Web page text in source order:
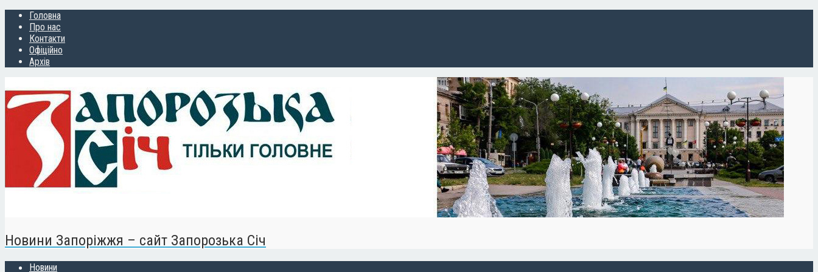
Головна
Про нас
Контакти
Офіційно
Архів
Новини Запоріжжя – сайт Запорозька Січ
Новини